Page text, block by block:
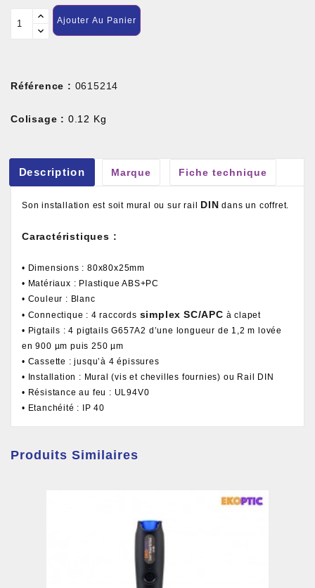
Ajouter Au Panier
Référence : 0615214
Colisage : 0.12 Kg
Description Marque Fiche technique
Son installation est soit mural ou sur rail DIN dans un coffret.
Caractéristiques :
• Dimensions : 80x80x25mm
• Matériaux : Plastique ABS+PC
• Couleur : Blanc
• Connectique : 4 raccords simplex SC/APC à clapet
• Pigtails : 4 pigtails G657A2 d’une longueur de 1,2 m lovée
en 900 µm puis 250 µm
• Cassette : jusqu’à 4 épissures
• Installation : Mural (vis et chevilles fournies) ou Rail DIN
• Résistance au feu : UL94V0
• Etanchéité : IP 40
Produits Similaires